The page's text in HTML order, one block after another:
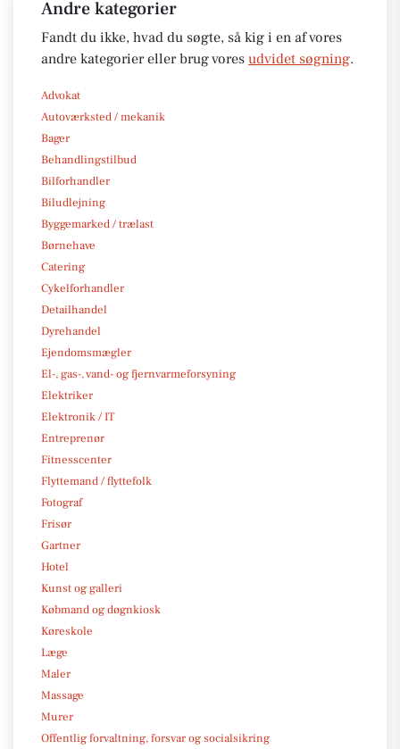
Andre kategorier
Fandt du ikke, hvad du søgte, så kig i en af vores
andre kategorier eller brug vores udvidet søgning.
Advokat
Autoværksted / mekanik
Bager
Behandlingstilbud
Bilforhandler
Biludlejning
Byggemarked / trælast
Børnehave
Catering
Cykelforhandler
Detailhandel
Dyrehandel
Ejendomsmægler
El-, gas-, vand- og fjernvarmeforsyning
Elektriker
Elektronik / IT
Entreprenør
Fitnesscenter
Flyttemand / flyttefolk
Fotograf
Frisør
Gartner
Hotel
Kunst og galleri
Købmand og døgnkiosk
Køreskole
Læge
Maler
Massage
Murer
Offentlig forvaltning, forsvar og socialsikring